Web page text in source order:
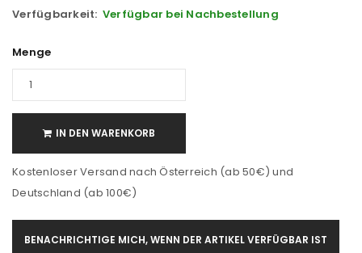
Verfügbarkeit: Verfügbar bei Nachbestellung
Menge
IN DEN WARENKORB
Kostenloser Versand nach Österreich (ab 50€) und
Deutschland (ab 100€)
BENACHRICHTIGE MICH, WENN DER ARTIKEL VERFÜGBAR IST